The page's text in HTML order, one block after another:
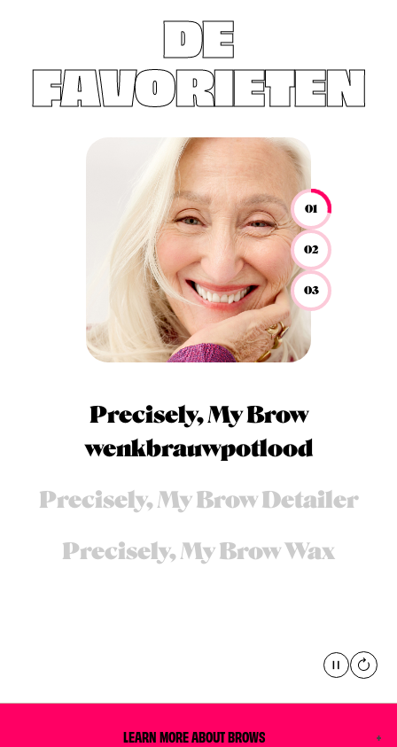
Precisely, My Brow
wenkbrauwpotlood
Precisely, My Brow Detailer
Precisely, My Brow Wax
DE
FAVORIETEN
01
02
03
Pause
LEARN MORE ABOUT BROWS